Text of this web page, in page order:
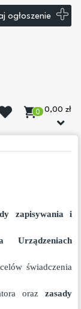
ogłoszenie
0 0,00 zł
zapisywania i
świadczenia
oraz zasady